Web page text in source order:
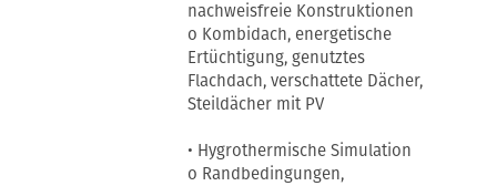
nachweisfreie Konstruktionen
o Kombidach, energetische
Ertüchtigung, genutztes
Flachdach, verschattete Dächer,
Steildächer mit PV
• Hygrothermische Simulation
o Randbedingungen,